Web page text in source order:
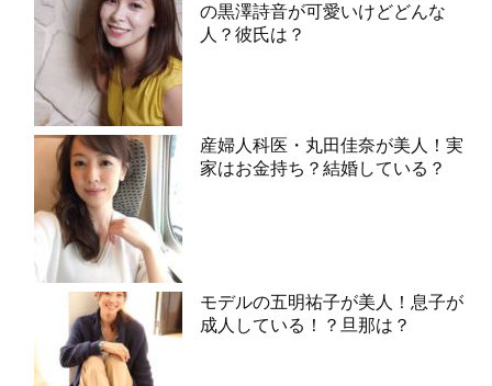
の黒澤詩音が可愛いけどどんな
人？彼氏は？
産婦人科医・丸田佳奈が美人！実
家はお金持ち？結婚している？
モデルの五明祐子が美人！息子が
成人している！？旦那は？